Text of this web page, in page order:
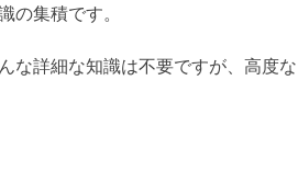
の集積です。
な詳細な知識は不要ですが、高度な